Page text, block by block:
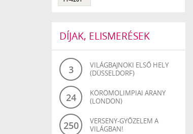
DÍJAK, ELISMERÉSEK
3
VILÁGBAJNOKI ELSŐ HELY
(DÜSSELDORF)
24
KÖRÖMOLIMPIAI ARANY
(LONDON)
250
VERSENY-GYŐZELEM A
VILÁGBAN!